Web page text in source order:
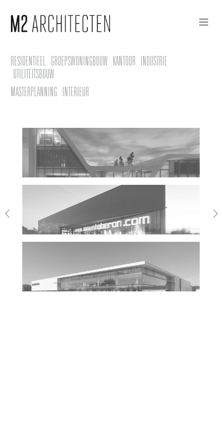
RESIDENTIEEL GROEPSWONINGBOUW KANTOOR INDUSTRIE
UTILITEITSBOUW
MASTERPLANNING INTERIEUR